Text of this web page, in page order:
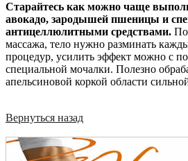
Старайтесь как можно чаще
авокадо, зародышей пшеницы и
антицеллюлитными средствами.
массажа, тело нужно разминать
процедур, усилить эффект можно с
специальной мочалки. Полезно
апельсиновой коркой области
Вернуться назад